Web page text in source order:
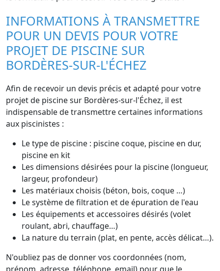
INFORMATIONS À TRANSMETTRE
POUR UN DEVIS POUR VOTRE
PROJET DE PISCINE SUR
BORDÈRES-SUR-L'ÉCHEZ
Afin de recevoir un devis précis et adapté pour votre
projet de piscine sur Bordères-sur-l'Échez, il est
indispensable de transmettre certaines informations
aux piscinistes :
Le type de piscine : piscine coque, piscine en dur,
piscine en kit
Les dimensions désirées pour la piscine (longueur,
largeur, profondeur)
Les matériaux choisis (béton, bois, coque …)
Le système de filtration et de épuration de l'eau
Les équipements et accessoires désirés (volet
roulant, abri, chauffage…)
La nature du terrain (plat, en pente, accès délicat…).
N'oubliez pas de donner vos coordonnées (nom,